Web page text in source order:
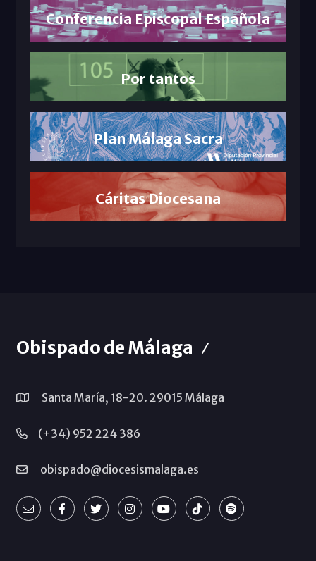
Conferencia Episcopal Española
Por tantos
Plan Málaga Sacra
Cáritas Diocesana
Obispado de Málaga
Santa María, 18-20. 29015 Málaga
(+34) 952 224 386
obispado@diocesismalaga.es